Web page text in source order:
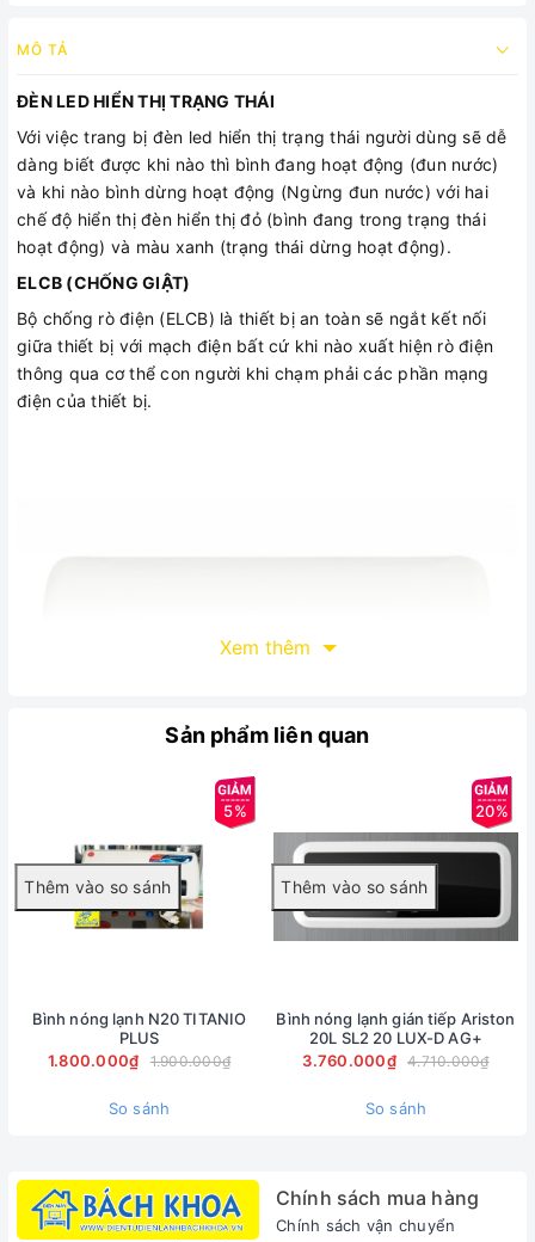
MÔ TẢ
ĐÈN LED HIỂN THỊ TRẠNG THÁI
Với việc trang bị đèn led hiển thị trạng thái người dùng sẽ dễ
dàng biết được khi nào thì bình đang hoạt động (đun nước)
và khi nào bình dừng hoạt động (Ngừng đun nước) với hai
chế độ hiển thị đèn hiển thị đỏ (bình đang trong trạng thái
hoạt động) và màu xanh (trạng thái dừng hoạt động).
ELCB (CHỐNG GIẬT)
Bộ chống rò điện (ELCB) là thiết bị an toàn sẽ ngắt kết nối
giữa thiết bị với mạch điện bất cứ khi nào xuất hiện rò điện
thông qua cơ thể con người khi chạm phải các phần mạng
điện của thiết bị.
LỚP CÁCH NHIỆT KHÔNG CHỨA CFC
không có CFC, lớp cách nhiệt đảm bảo giảm được sự thất
thoát nhiệt và tổn thất năng lượng
LỰA CHỌN CÔNG SUẤT
Tùy theo điều kiện thời tiết, khí hậu theo mùa mà người sử
năng lượng.
NÚT XOAY ĐIỀU CHỈNH NHIỆT
Xem thêm
Sản phẩm liên quan
5%
Bình nóng lạnh N20 TITANIO
PLUS
1.800.000₫
1.900.000₫
So sánh
20%
Bình nóng lạnh gián tiếp Ariston
20L SL2 20 LUX-D AG+
3.760.000₫
4.710.000₫
So sánh
Chính sách mua hàng
Chính sách vận chuyển